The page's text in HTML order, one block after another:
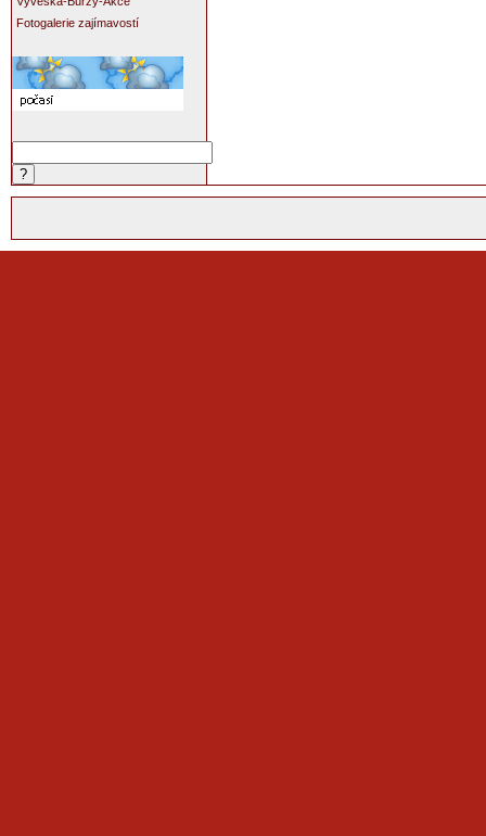
Fotogalerie zajímavostí